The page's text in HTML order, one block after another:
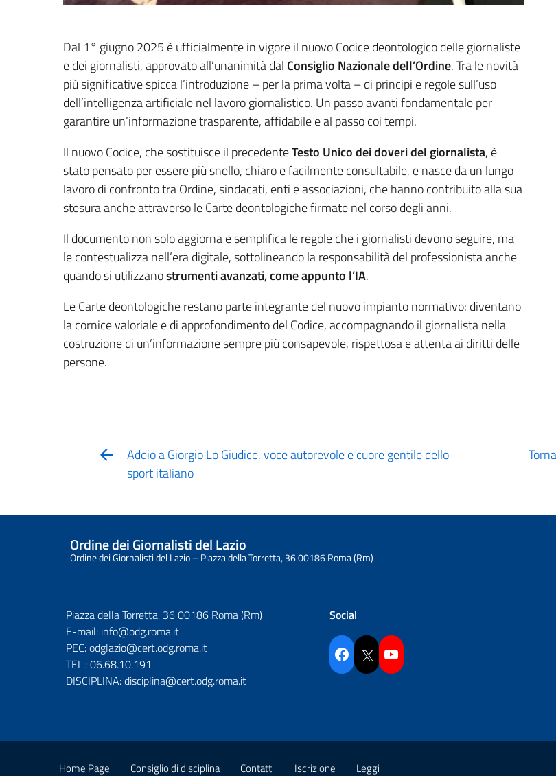
Dal 1° giugno 2025 è ufficialmente in vigore il nuovo Codice deontologico delle giornaliste
e dei giornalisti, approvato all’unanimità dal Consiglio Nazionale dell’Ordine. Tra le novità
più significative spicca l’introduzione – per la prima volta – di principi e regole sull’uso
dell’intelligenza artificiale nel lavoro giornalistico. Un passo avanti fondamentale per
garantire un’informazione trasparente, affidabile e al passo coi tempi.
Il nuovo Codice, che sostituisce il precedenteTesto Unico dei doveri del giornalista, è
stato pensato per essere più snello, chiaro e facilmente consultabile, e nasce da un lungo
lavoro di confronto tra Ordine, sindacati, enti e associazioni, che hanno contribuito alla sua
stesura anche attraverso le Carte deontologiche firmate nel corso degli anni.
Il documento non solo aggiorna e semplifica le regole che i giornalisti devono seguire, ma
le contestualizza nell’era digitale, sottolineando la responsabilità del professionista anche
quando si utilizzanostrumenti avanzati, come appunto l’IA.
Le Carte deontologiche restano parte integrante del nuovo impianto normativo: diventano
la cornice valoriale e di approfondimento del Codice, accompagnando il giornalista nella
costruzione di un’informazione sempre più consapevole, rispettosa e attenta ai diritti delle
persone.
Addio a Giorgio Lo Giudice, voce autorevole e cuore gentile dello
sport italiano
Ordine dei Giornalisti del Lazio
Ordine dei Giornalisti del Lazio – Piazza della Torretta, 36 00186 Roma (Rm)
Piazza della Torretta, 36 00186 Roma (Rm)
E-mail: info@odg.roma.it
PEC:odglazio@cert.odg.roma.it
TEL.:06.68.10.191
DISCIPLINA:disciplina@cert.odg.roma.it
Social
Facebook Twitter YouTube
Home Page Consiglio di disciplina Contatti Iscrizione Leggi